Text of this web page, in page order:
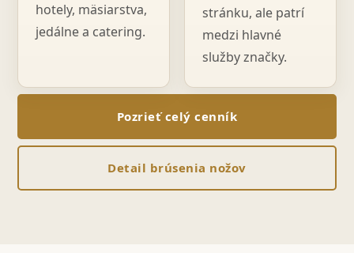
hotely, mäsiarstva,
jedálne a catering.
stránku, ale patrí
medzi hlavné
služby značky.
Pozrieť celý cenník
Detail brúsenia nožov